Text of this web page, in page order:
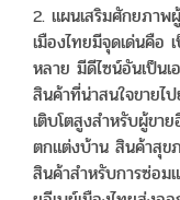
2. แผนเสริมศักยภาพ
เมืองไทยมีจุดเด่นคือ
หลาย มีดีไซน์อันเป็น
สินค้าที่น่าสนใจขายไ
เติบโตสูงสำหรับผู้ขา
ตกแต่งบ้าน สินค้าสุข
สินค้าสำหรับการซ่อ